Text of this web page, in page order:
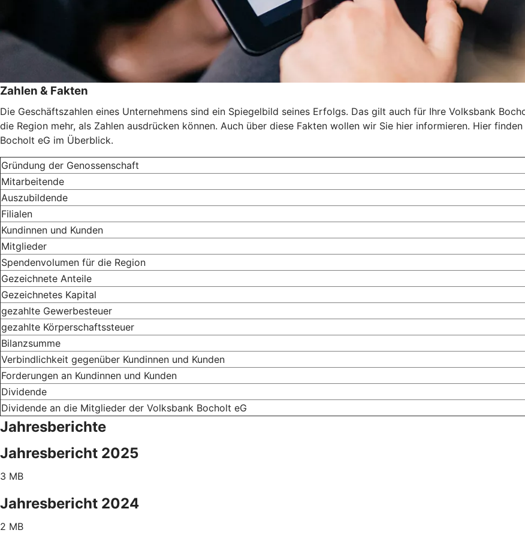
Zahlen & Fakten
Die Geschäftszahlen eines Unternehmens sind ein Spiegelbild seines Erfolgs. Das gilt auch für Ihre Volksbank
die Region mehr, als Zahlen ausdrücken können. Auch über diese Fakten wollen wir Sie hier informieren. Hier
Bocholt eG im Überblick.
Gründung der Genossenschaft
Mitarbeitende
Auszubildende
Filialen
Kundinnen und Kunden
Mitglieder
Spendenvolumen für die Region
Gezeichnete Anteile
Gezeichnetes Kapital
gezahlte Gewerbesteuer
gezahlte Körperschaftssteuer
Bilanzsumme
Verbindlichkeit gegenüber Kundinnen und Kunden
Forderungen an Kundinnen und Kunden
Dividende
Dividende an die Mitglieder der Volksbank Bocholt eG
Jahresberichte
Jahresbericht 2025
3 MB
Jahresbericht 2024
2 MB